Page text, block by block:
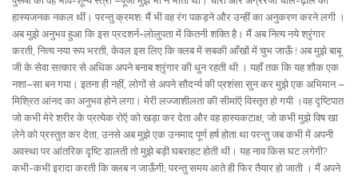
हास्यजनक नकल थीं। परन्तु क्रमश: मैं भी वह रंग पकड़ने और उन्हीं का अनुकरण करने लगी ।
अब मुझे अनुभव हुआ कि इस प्रदशर्न-लोलुपता में कितनी शक्ति है। मैं अब नित्य नये श्रृंगार
करती, नित्य नया रूप भरती, केवल इस लिए कि क्लब में सबकी आँखों में चुभ जाऊँ ! अब मुझे बाबू
जी के सेवा सत्कार से अधिक अपने बनाब श्रृंगार की धुन रहती थी । यहाँ तक कि यह शौक एक
नशा–सा बन गया। इतना ही नहीं, लोगों से अपने सौदर्न्य की प्रशंसा सुन कर मुझे एक अभिमान –
मिश्रित आंनद का अनुभव होने लगा। मेरी लज्जाशीलता की सीमांऍ विस्तृत हो गयी ।वह दृष्टिपात
जो कभी मेरे शरीर के प्रत्येक रोऍ को खड़ा कर देता और वह हास्यकटाक्ष, जो कभी मुझे विष खा
लेने को प्रस्तुत कर देता, उनसे अब मुझे एक उनमाद पूर्ण हर्ष होता था परन्तु जब कभी में अपनी
अवस्था पर आंतरिक दृष्टि डालती तो मुझे बड़ी घबराहट होती थी। यह नाव किस घट लगेगी?
कभी-कभी इरादा करती कि क्लब न जाऊँगी; परन्तु समय आते ही फिर तैयार हो जाती । मैं अपने